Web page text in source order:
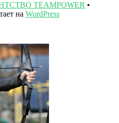
TEAMPOWER •
на WordPress